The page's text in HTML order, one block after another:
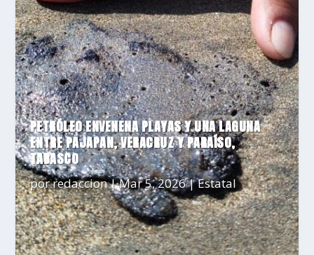
PETRÓLEO ENVENENA PLAYAS Y UNA LAGUNA
ENTRE PAJAPAN, VERACRUZ Y PARAÍSO,
TABASCO
porredaccion|Mar 5, 2026|Estatal